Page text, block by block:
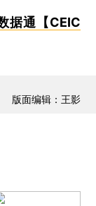
据通【CEIC
版面编辑：王影